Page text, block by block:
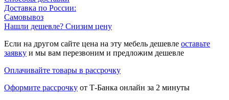
Доставка по России:
Самовывоз
Нашли дешевле? Снизим цену
Если на другом сайте цена на эту мебель дешевле оставьте
заявку и мы вам перезвоним и предложим дешевле
Оплачивайте товары в рассрочку
Оформите рассрочку от Т-Банка онлайн за 2 минуты